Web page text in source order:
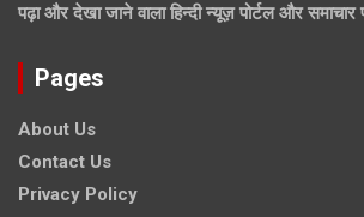
पढ़ा और देखा जाने वाला हिन्दी न्यूज़ पोर्टल और
Pages
About Us
Contact Us
Privacy Policy